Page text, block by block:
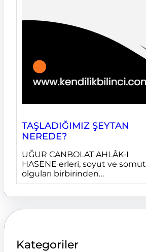
TAŞLADIĞIMIZ ŞEYTAN
NEREDE?
UĞUR CANBOLAT AHLÂK-I
HASENE erleri, soyut ve somut
olguları birbirinden…
Kategoriler